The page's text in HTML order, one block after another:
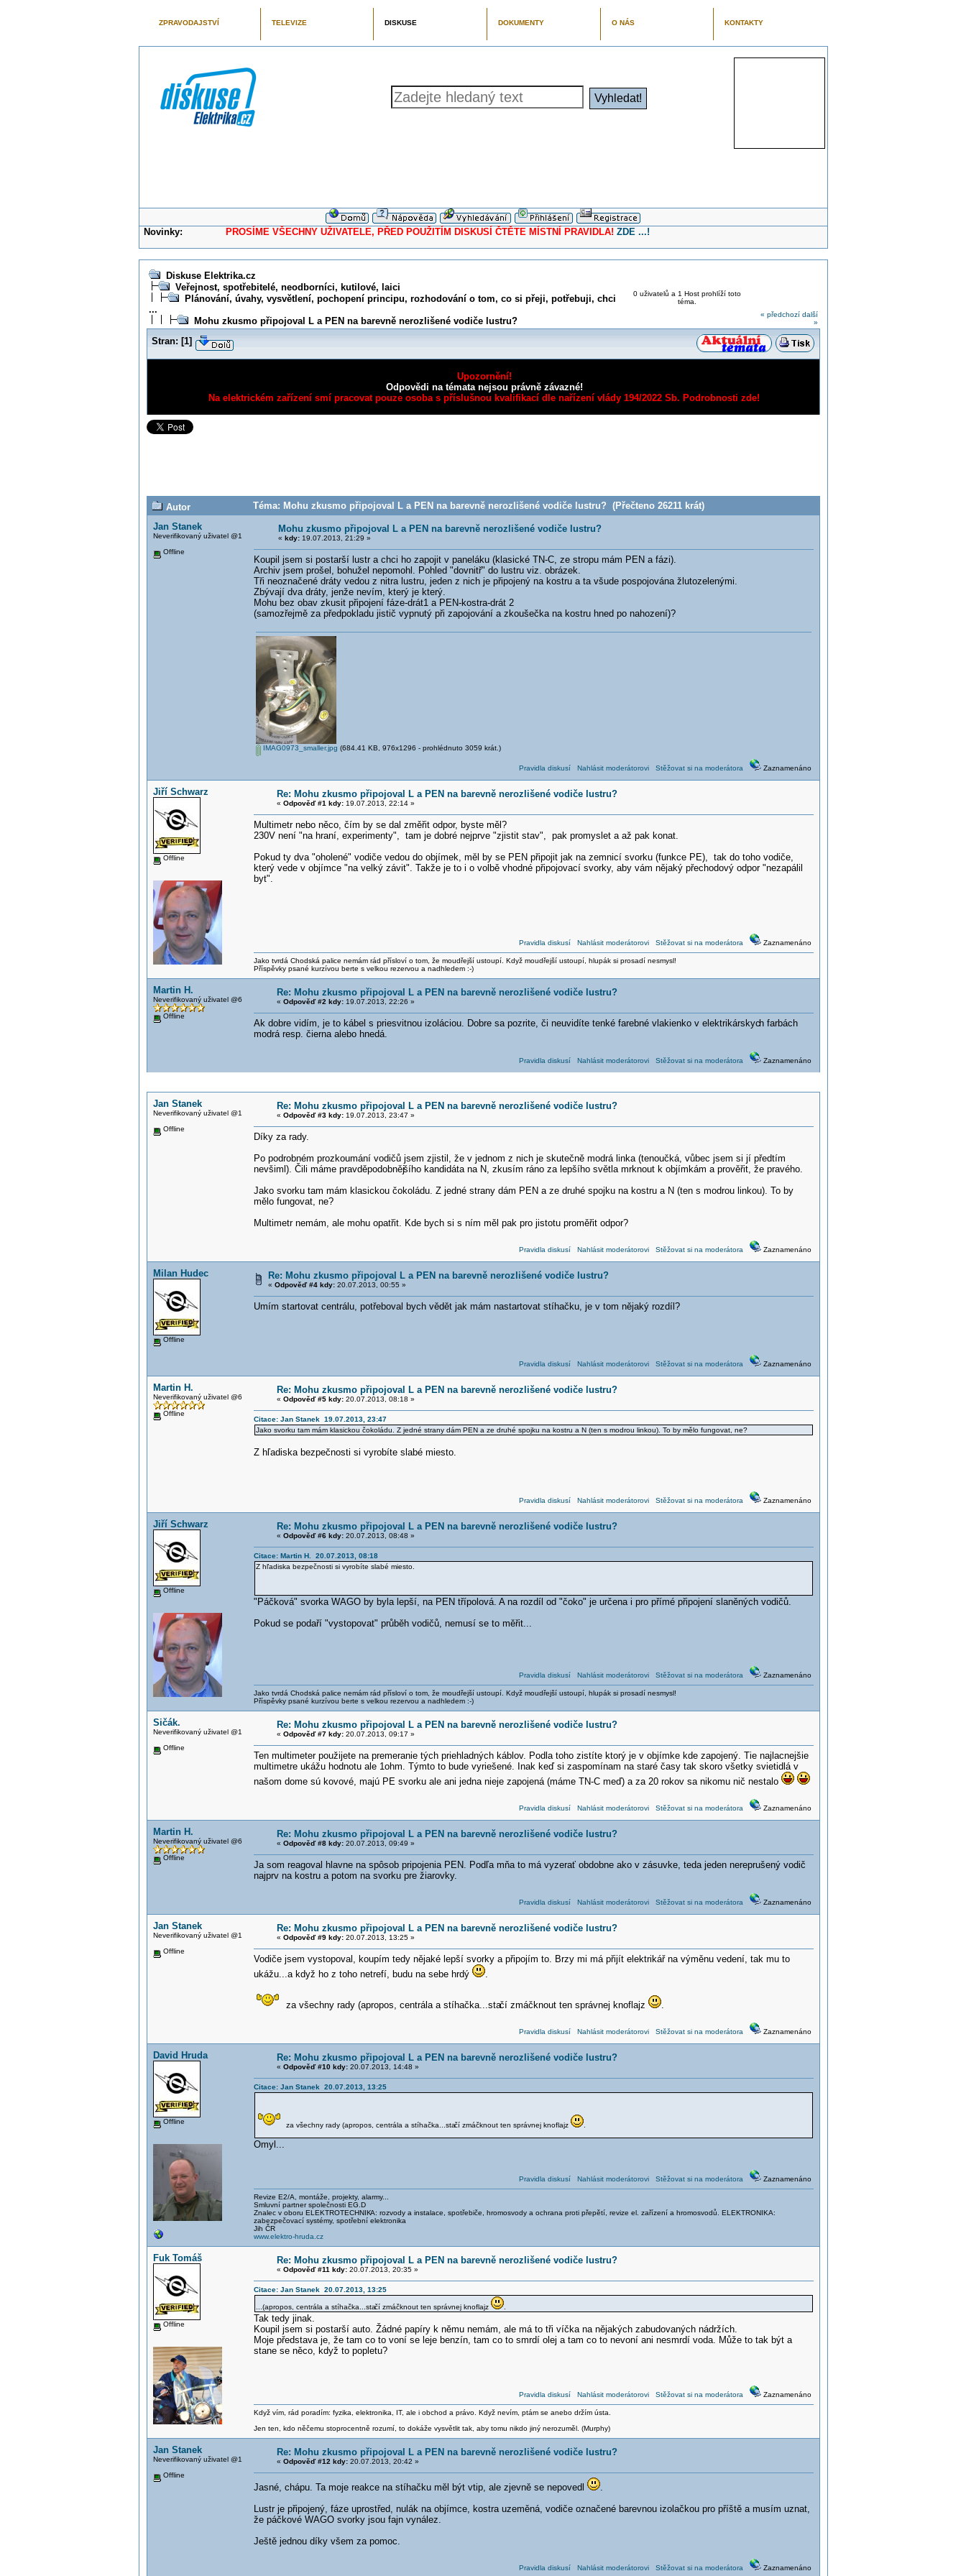
ZPRAVODAJSTVÍ TELEVIZE DISKUSE DOKUMENTY O NÁS KONTAKTY
Novinky: PROSÍME VŠECHNY UŽIVATELE, PŘED POUŽITÍM DISKUSÍ ČTĚTE MÍSTNÍ PRAVIDLA! ZDE ...!
Diskuse Elektrika.cz
Veřejnost, spotřebitelé, neodborníci, kutilové, laici
Plánování, úvahy, vysvětlení, pochopení principu, rozhodování o tom, co si přeji, potřebuji, chci
...
Mohu zkusmo připojoval L a PEN na barevně nerozlišené vodiče lustru?
0 uživatelů a 1 Host prohlíží toto
téma.
« předchozí další
»
Stran: [1]
Upozornění!
Odpovědi na témata nejsou právně závazné!
Na elektrickém zařízení smí pracovat pouze osoba s příslušnou kvalifikací dle nařízení vlády 194/2022 Sb. Podrobnosti zde!
Autor
Téma: Mohu zkusmo připojoval L a PEN na barevně nerozlišené vodiče lustru? (Přečteno 26211 krát)
Jan Stanek
Neverifikovaný uživatel @1
Offline
Mohu zkusmo připojoval L a PEN na barevně nerozlišené vodiče lustru?
« kdy:19.07.2013, 21:29 »
Koupil jsem si postarší lustr a chci ho zapojit v paneláku (klasické TN-C, ze stropu mám PEN a fázi).
Archiv jsem prošel, bohužel nepomohl. Pohled "dovnitř" do lustru viz. obrázek.
Tři neoznačené dráty vedou z nitra lustru, jeden z nich je připojený na kostru a ta všude pospojována žlutozelenými.
Zbývají dva dráty, jenže nevím, který je který.
Mohu bez obav zkusit připojení fáze-drát1 a PEN-kostra-drát 2
(samozřejmě za předpokladu jistič vypnutý při zapojování a zkoušečka na kostru hned po nahození)?
IMAG0973_smaller.jpg (684.41 KB, 976x1296 - prohlédnuto 3059 krát.)
Pravidla diskusí Nahlásit moderátorovi Stěžovat si na moderátora Zaznamenáno
Jiří Schwarz
Offline
Re: Mohu zkusmo připojoval L a PEN na barevně nerozlišené vodiče lustru?
« Odpověď #1 kdy:19.07.2013, 22:14 »
Multimetr nebo něco, čím by se dal změřit odpor, byste měl?
230V není "na hraní, experimenty", tam je dobré nejprve "zjistit stav", pak promyslet a až pak konat.
Pokud ty dva "oholené" vodiče vedou do objímek, měl by se PEN připojit jak na zemnicí svorku (funkce PE), tak do toho vodiče,
který vede v objímce "na velký závit". Takže je to i o volbě vhodné připojovací svorky, aby vám nějaký přechodový odpor "nezapálil
byt".
Pravidla diskusí Nahlásit moderátorovi Stěžovat si na moderátora Zaznamenáno
Jako tvrdá Chodská palice nemám rád přísloví o tom, že moudřejší ustoupí. Když moudřejší ustoupí, hlupák si prosadí nesmysl!
Příspěvky psané kurzívou berte s velkou rezervou a nadhledem :-)
Martin H.
Neverifikovaný uživatel @6
Offline
Re: Mohu zkusmo připojoval L a PEN na barevně nerozlišené vodiče lustru?
« Odpověď #2 kdy:19.07.2013, 22:26 »
Ak dobre vidím, je to kábel s priesvitnou izoláciou. Dobre sa pozrite, či neuvidíte tenké farebné vlakienko v elektrikárskych farbách
modrá resp. čierna alebo hnedá.
Pravidla diskusí Nahlásit moderátorovi Stěžovat si na moderátora Zaznamenáno
Jan Stanek
Neverifikovaný uživatel @1
Offline
Re: Mohu zkusmo připojoval L a PEN na barevně nerozlišené vodiče lustru?
« Odpověď #3 kdy:19.07.2013, 23:47 »
Díky za rady.
Po podrobném prozkoumání vodičů jsem zjistil, že v jednom z nich je skutečně modrá linka (tenoučká, vůbec jsem si jí předtím
nevšiml). Čili máme pravděpodobnějšího kandidáta na N, zkusím ráno za lepšího světla mrknout k objímkám a prověřit, že pravého.
Jako svorku tam mám klasickou čokoládu. Z jedné strany dám PEN a ze druhé spojku na kostru a N (ten s modrou linkou). To by
mělo fungovat, ne?
Multimetr nemám, ale mohu opatřit. Kde bych si s ním měl pak pro jistotu proměřit odpor?
Pravidla diskusí Nahlásit moderátorovi Stěžovat si na moderátora Zaznamenáno
Milan Hudec
Offline
Re: Mohu zkusmo připojoval L a PEN na barevně nerozlišené vodiče lustru?
« Odpověď #4 kdy:20.07.2013, 00:55 »
Umím startovat centrálu, potřeboval bych vědět jak mám nastartovat stíhačku, je v tom nějaký rozdíl?
Pravidla diskusí Nahlásit moderátorovi Stěžovat si na moderátora Zaznamenáno
Martin H.
Neverifikovaný uživatel @6
Offline
Re: Mohu zkusmo připojoval L a PEN na barevně nerozlišené vodiče lustru?
« Odpověď #5 kdy:20.07.2013, 08:18 »
Citace: Jan Stanek 19.07.2013, 23:47
Jako svorku tam mám klasickou čokoládu. Z jedné strany dám PEN a ze druhé spojku na kostru a N (ten s modrou linkou). To by mělo fungovat, ne?
Z hľadiska bezpečnosti si vyrobíte slabé miesto.
Pravidla diskusí Nahlásit moderátorovi Stěžovat si na moderátora Zaznamenáno
Jiří Schwarz
Offline
Re: Mohu zkusmo připojoval L a PEN na barevně nerozlišené vodiče lustru?
« Odpověď #6 kdy:20.07.2013, 08:48 »
Citace: Martin H. 20.07.2013, 08:18
Z hľadiska bezpečnosti si vyrobíte slabé miesto.
"Páčková" svorka WAGO by byla lepší, na PEN třípolová. A na rozdíl od "čoko" je určena i pro přímé připojení slaněných vodičů.
Pokud se podaří "vystopovat" průběh vodičů, nemusí se to měřit...
Pravidla diskusí Nahlásit moderátorovi Stěžovat si na moderátora Zaznamenáno
Jako tvrdá Chodská palice nemám rád přísloví o tom, že moudřejší ustoupí. Když moudřejší ustoupí, hlupák si prosadí nesmysl!
Příspěvky psané kurzívou berte s velkou rezervou a nadhledem :-)
Sičák.
Neverifikovaný uživatel @1
Offline
Re: Mohu zkusmo připojoval L a PEN na barevně nerozlišené vodiče lustru?
« Odpověď #7 kdy:20.07.2013, 09:17 »
Ten multimeter použijete na premeranie tých priehladných káblov. Podla toho zistíte ktorý je v objímke kde zapojený. Tie najlacnejšie
multimetre ukážu hodnotu ale 1ohm. Týmto to bude vyriešené. Inak keď si zaspomínam na staré časy tak skoro všetky svietidlá v
našom dome sú kovové, majú PE svorku ale ani jedna nieje zapojená (máme TN-C meď) a za 20 rokov sa nikomu nič nestalo
Pravidla diskusí Nahlásit moderátorovi Stěžovat si na moderátora Zaznamenáno
Martin H.
Neverifikovaný uživatel @6
Offline
Re: Mohu zkusmo připojoval L a PEN na barevně nerozlišené vodiče lustru?
« Odpověď #8 kdy:20.07.2013, 09:49 »
Ja som reagoval hlavne na spôsob pripojenia PEN. Podľa mňa to má vyzerať obdobne ako v zásuvke, teda jeden nereprušený vodič
najprv na kostru a potom na svorku pre žiarovky.
Pravidla diskusí Nahlásit moderátorovi Stěžovat si na moderátora Zaznamenáno
Jan Stanek
Neverifikovaný uživatel @1
Offline
Re: Mohu zkusmo připojoval L a PEN na barevně nerozlišené vodiče lustru?
« Odpověď #9 kdy:20.07.2013, 13:25 »
Vodiče jsem vystopoval, koupím tedy nějaké lepší svorky a připojím to. Brzy mi má přijít elektrikář na výměnu vedení, tak mu to
ukážu...a když ho z toho netrefí, budu na sebe hrdý
.
za všechny rady (apropos, centrála a stíhačka...stačí zmáčknout ten správnej knoflajz .
Pravidla diskusí Nahlásit moderátorovi Stěžovat si na moderátora Zaznamenáno
David Hruda
Offline
Re: Mohu zkusmo připojoval L a PEN na barevně nerozlišené vodiče lustru?
« Odpověď #10 kdy:20.07.2013, 14:48 »
Citace: Jan Stanek 20.07.2013, 13:25
za všechny rady (apropos, centrála a stíhačka...stačí zmáčknout ten správnej knoflajz
Omyl...
Pravidla diskusí Nahlásit moderátorovi Stěžovat si na moderátora Zaznamenáno
Revize E2/A, montáže, projekty, alarmy...
Smluvní partner společnosti EG.D
Znalec v oboru ELEKTROTECHNIKA: rozvody a instalace, spotřebiče, hromosvody a ochrana proti přepětí, revize el. zařízení a hromosvodů. ELEKTRONIKA:
zabezpečovací systémy, spotřební elektronika
Jih ČR
www.elektro-hruda.cz
Fuk Tomáš
Offline
Re: Mohu zkusmo připojoval L a PEN na barevně nerozlišené vodiče lustru?
« Odpověď #11 kdy:20.07.2013, 20:35 »
Citace: Jan Stanek 20.07.2013, 13:25
...(apropos, centrála a stíhačka...stačí zmáčknout ten správnej knoflajz
Tak tedy jinak.
Koupil jsem si postarší auto. Žádné papíry k němu nemám, ale má to tři víčka na nějakých zabudovaných nádržích.
Moje představa je, že tam co to voní se leje benzín, tam co to smrdí olej a tam co to nevoní ani nesmrdí voda. Může to tak být a
stane se něco, když to popletu?
Pravidla diskusí Nahlásit moderátorovi Stěžovat si na moderátora Zaznamenáno
Když vím, rád poradím: fyzika, elektronika, IT, ale i obchod a právo. Když nevím, ptám se anebo držím ústa.
Jen ten, kdo něčemu stoprocentně rozumí, to dokáže vysvětlit tak, aby tomu nikdo jiný nerozuměl. (Murphy)
Jan Stanek
Neverifikovaný uživatel @1
Offline
Re: Mohu zkusmo připojoval L a PEN na barevně nerozlišené vodiče lustru?
« Odpověď #12 kdy:20.07.2013, 20:42 »
Jasné, chápu. Ta moje reakce na stíhačku měl být vtip, ale zjevně se nepovedl
.
Lustr je připojený, fáze uprostřed, nulák na objímce, kostra uzeměná, vodiče označené barevnou izolačkou pro příště a musím uznat,
že páčkové WAGO svorky jsou fajn vynález.
Ještě jednou díky všem za pomoc.
Pravidla diskusí Nahlásit moderátorovi Stěžovat si na moderátora Zaznamenáno